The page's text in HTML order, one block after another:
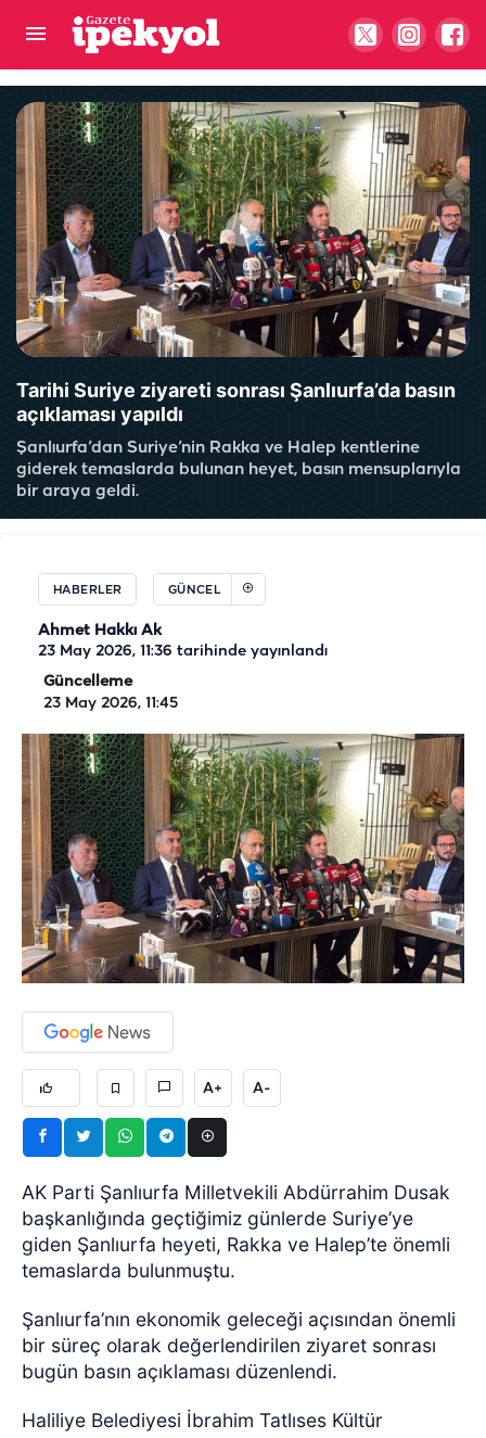
Tarihi Suriye ziyareti sonrası Şanlıurfa’da basın
açıklaması yapıldı
Şanlıurfa’dan Suriye’nin Rakka ve Halep kentlerine
giderek temaslarda bulunan heyet, basın mensuplarıyla
bir araya geldi.
HABERLER GÜNCEL
Ahmet Hakkı Ak
23 May 2026, 11:36 tarihinde yayınlandı
Güncelleme
23 May 2026, 11:45
A+ A-
AK Parti Şanlıurfa Milletvekili Abdürrahim Dusak
başkanlığında geçtiğimiz günlerde Suriye’ye
giden Şanlıurfa heyeti, Rakka ve Halep’te önemli
temaslarda bulunmuştu.
Şanlıurfa’nın ekonomik geleceği açısından önemli
bir süreç olarak değerlendirilen ziyaret sonrası
bugün basın açıklaması düzenlendi.
Haliliye Belediyesi İbrahim Tatlıses Kültür
Şanlıurfa’da spot pazarında gerginlik! Yaralı var